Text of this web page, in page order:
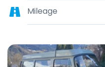
Mileage